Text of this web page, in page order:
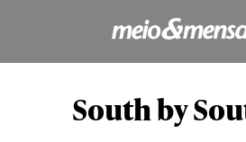
South by